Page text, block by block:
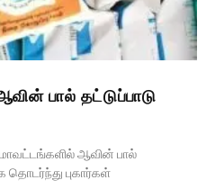
பால் தட்டுப்பாடு
ஆவின் பால்
தொடர்ந்து புகார்கள்